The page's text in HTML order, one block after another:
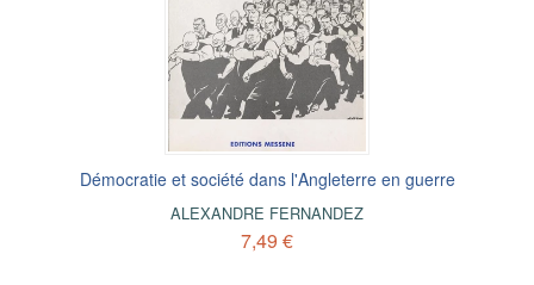
Démocratie et société dans l'Angleterre en guerre
ALEXANDRE FERNANDEZ
7,49 €